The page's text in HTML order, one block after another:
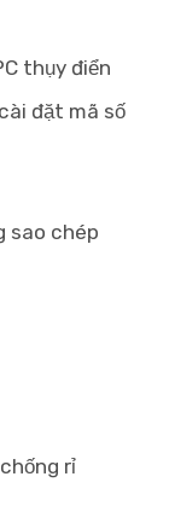
thụy điển
đặt mã số
sao chép
rỉ